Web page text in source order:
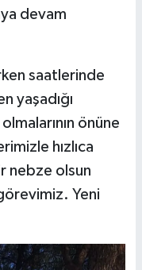
devam
saatlerinde
yaşadığı
önüne
hızlıca
nebze olsun
Yeni